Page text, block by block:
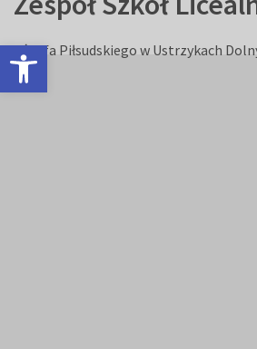
Józefa Piłsudskiego w Ustrzykach
Otwórz pasek narzędzi